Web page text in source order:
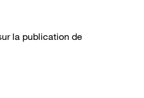
la publication de